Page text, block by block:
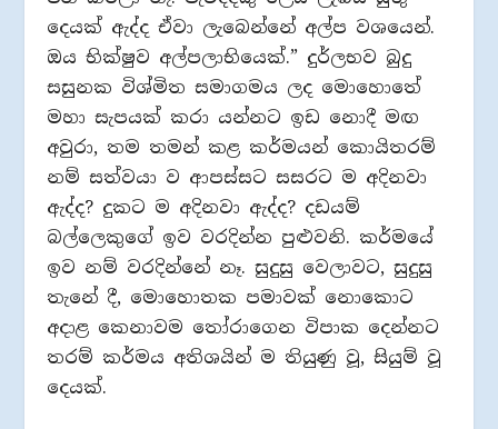
දෙයක් ඇද්ද ඒවා ලැබෙන්නේ අල්ප වශයෙන්.
ඔය භික්ෂුව අල්පලාභියෙක්.” දුර්ලභව බුදු
සසුනක විශ්මිත සමාගමය ලද මොහොතේ
මහා සැපයක් කරා යන්නට ඉඩ නොදී මඟ
අවුරා, තම තමන් කළ කර්මයන් කොයිතරම්
නම් සත්වයා ව ආපස්සට සසරට ම අදිනවා
ඇද්ද? දුකට ම අදිනවා ඇද්ද? දඩයම්
බල්ලෙකුගේ ඉව වරදින්න පුළුවනි. කර්මයේ
ඉව නම් වරදින්නේ නෑ. සුදුසු වෙලාවට, සුදුසු
තැනේ දී, මොහොතක පමාවක් නොකොට
අදාළ කෙනාවම තෝරාගෙන විපාක දෙන්නට
තරම් කර්මය අතිශයින් ම තියුණු වූ, සියුම් වූ
දෙයක්.